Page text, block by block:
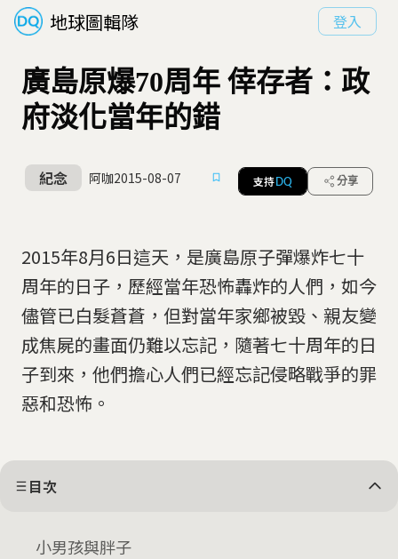
地球圖輯隊 登入
廣島原爆70周年 倖存者：政
府淡化當年的錯
紀念 阿咖2015-08-07 支持 DQ 分享
2015年8月6日這天，是廣島原子彈爆炸七十
周年的日子，歷經當年恐怖轟炸的人們，如今
儘管已白髮蒼蒼，但對當年家鄉被毀、親友變
成焦屍的畫面仍難以忘記，隨著七十周年的日
子到來，他們擔心人們已經忘記侵略戰爭的罪
惡和恐怖。
目次
小男孩與胖子